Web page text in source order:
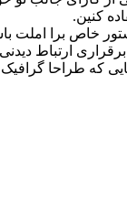
کنین.
برا املت
ارتباط
که طراحا گرافیک